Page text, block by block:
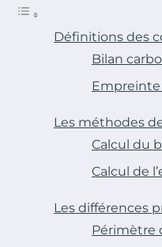
Définitions des
Bilan
Les méthodes
Calcul du
Calcul de
Les différences
Périmètre